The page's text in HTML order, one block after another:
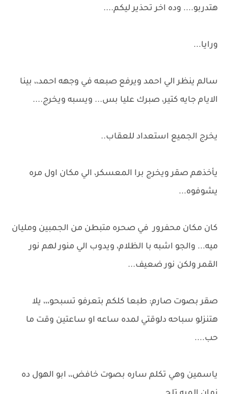
هتدربو.... وده اخر تحذير ليكم....
ورايا...
سالم ينظر الي احمد ويرفع صبعه في وجهه احمد،، بينا
الايام جايه كتير، صبرك عليا بس... ويسبه ويخرج....
يخرج الجميع استعداد للعقاب..
يأخذهم صقر ويخرج برا المعسكر، الي مكان اول مره
يشوفوه...
كان مكان محفرور في صحره متبطن من الجمبين ومليان
ميه... والجو اشبه با الظلام، ويدوب الي منور لهم نور
القمر ولكن نور ضعيف...
صقر بصوت صارم: طبعا كلكم بتعرفو تسبحو،،، يلا
هتنزلو سباحه دلوقتي لمده ساعه او ساعتين وقت ما
حب....
ياسمين وهي تكلم ساره بصوت خافض،، ابو الهول ده